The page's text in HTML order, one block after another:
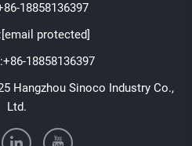
18858136397
[email protected]
+86-18858136397
Hangzhou Sinoco Industry Co.,
Ltd.